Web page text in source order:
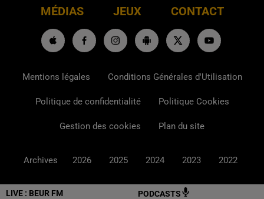
LIVE : BEUR FM PODCASTS
MÉDIAS JEUX CONTACT
Mentions légales Conditions Générales d'Utilisation
Politique de confidentialité Politique Cookies
Gestion des cookies Plan du site
Archives 2026 2025 2024 2023 2022